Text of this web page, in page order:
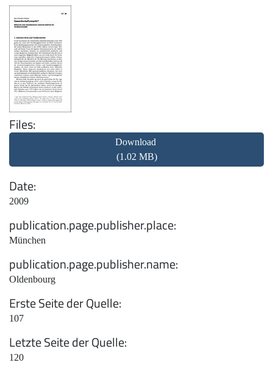
Files
Download
(1.02 MB)
Date
2009
publication.page.publisher.place
München
publication.page.publisher.name
Oldenbourg
Erste Seite der Quelle
107
Letzte Seite der Quelle
120